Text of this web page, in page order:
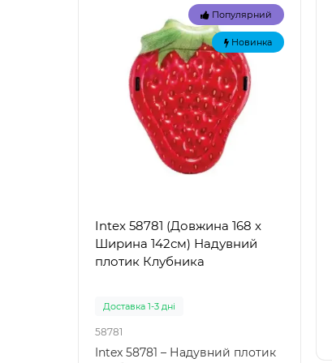
Популярний
Новинка
Intex 58781 (Довжина 168 x
Ширина 142см) Надувний
плотик Клубника
Доставка 1-3 дні
58781
Intex 58781 – Надувний плотик